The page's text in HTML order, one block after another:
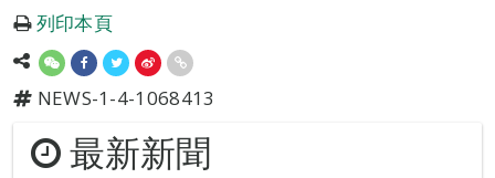
列印本頁
NEWS-1-4-1068413
最新新聞